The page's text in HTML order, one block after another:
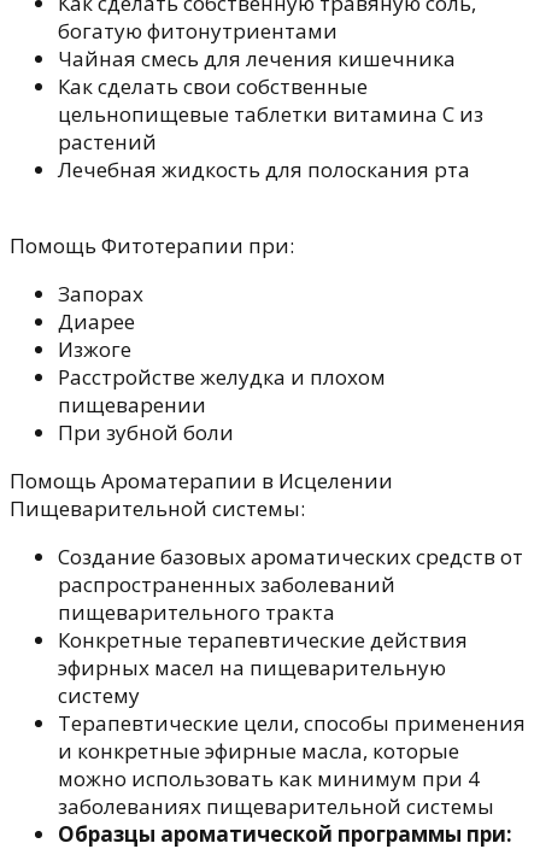
богатую фитонутриентами
Чайная смесь для лечения кишечника
Как сделать свои собственные
цельнопищевые таблетки витамина С из
растений
Лечебная жидкость для полоскания рта
Помощь Фитотерапии при:
Запорах
Диарее
Изжоге
Расстройстве желудка и плохом
пищеварении
При зубной боли
Помощь Ароматерапии в Исцелении
Пищеварительной системы:
Создание базовых ароматических средств от
распространенных заболеваний
пищеварительного тракта
Конкретные терапевтические действия
эфирных масел на пищеварительную
систему
Терапевтические цели, способы применения
и конкретные эфирные масла, которые
можно использовать как минимум при 4
заболеваниях пищеварительной системы
Образцы ароматической программы при: